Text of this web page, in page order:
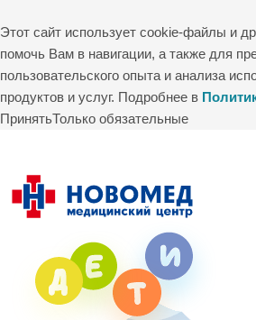
Этот сайт использует cookie-файлы и
помочь Вам в навигации, а также для
пользовательского опыта и анализа
продуктов и услуг. Подробнее в
ПринятьТолько обязательные